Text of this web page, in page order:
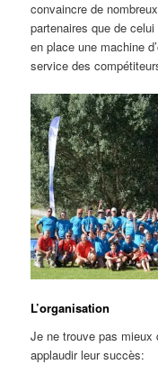
convaincre de
partenaires que de
en place une machine
service des
L’organisation
Je ne trouve pas mieux
applaudir leur succès: